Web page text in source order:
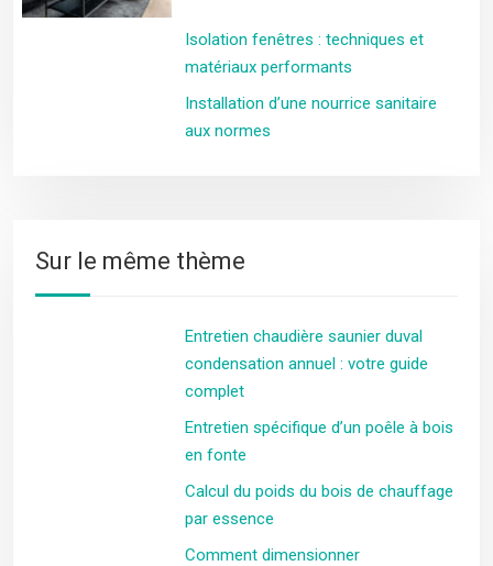
Isolation fenêtres : techniques et
matériaux performants
Installation d’une nourrice sanitaire
aux normes
Sur le même thème
Entretien chaudière saunier duval
condensation annuel : votre guide
complet
Entretien spécifique d’un poêle à bois
en fonte
Calcul du poids du bois de chauffage
par essence
Comment dimensionner